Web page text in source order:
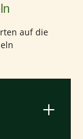
auf die